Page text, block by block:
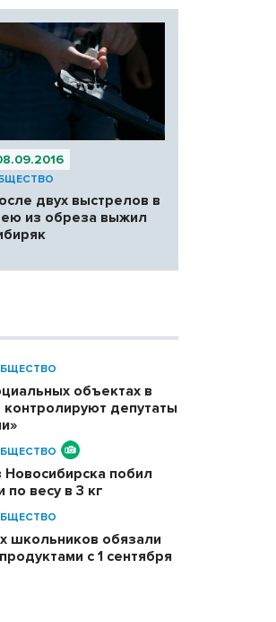
двух выстрелов в
из обреза выжил
объектах в
контролируют депутаты
Новосибирска побил
по весу в 3 кг
школьников обязали
с 1 сентября